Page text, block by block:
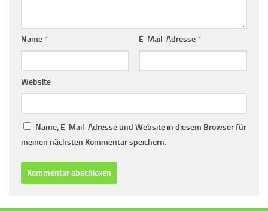
Name * E-Mail-Adresse *
Website
Name, E-Mail-Adresse und Website in diesem Browser für
meinen nächsten Kommentar speichern.